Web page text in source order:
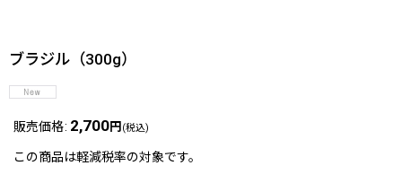
ブラジル（300g）
販売価格: 2,700円 (税込)
この商品は軽減税率の対象です。